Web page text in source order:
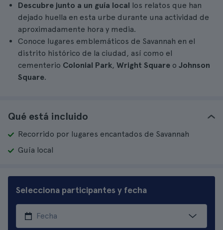
Descubre junto a un guía local los relatos que han
dejado huella en esta urbe durante una actividad de
aproximadamente hora y media.
Conoce lugares emblemáticos de Savannah en el
distrito histórico de la ciudad, así como el
cementerio Colonial Park, Wright Square o Johnson
Square.
Qué está incluido
Recorrido por lugares encantados de Savannah
Guía local
Selecciona participantes y fecha